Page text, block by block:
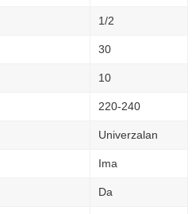
1/2
30
10
220-240
Univerzalan
Ima
Da